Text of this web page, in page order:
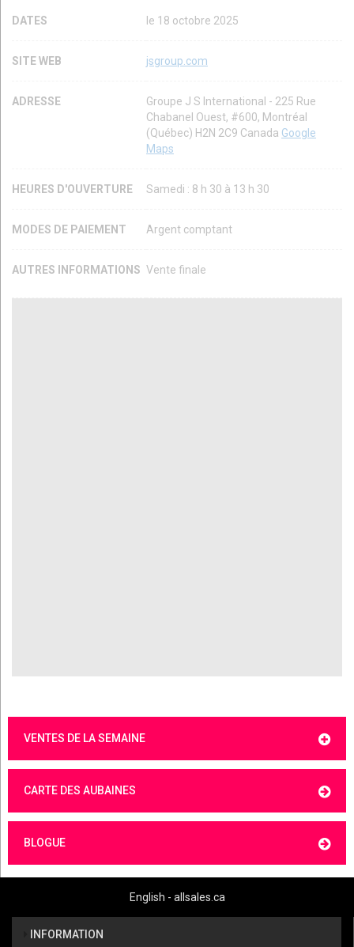
DATES le 18 octobre 2025
SITE WEB jsgroup.com
ADRESSE
Groupe J S International - 225 Rue
Chabanel Ouest, #600, Montréal
(Québec) H2N 2C9 Canada Google
Maps
HEURES D'OUVERTURE Samedi : 8 h 30 à 13 h 30
MODES DE PAIEMENT Argent comptant
AUTRES INFORMATIONS Vente finale
VENTES DE LA SEMAINE
CARTE DES AUBAINES
BLOGUE
English - allsales.ca
INFORMATION